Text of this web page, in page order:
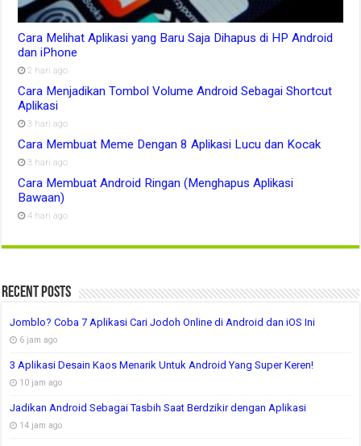
Cara Melihat Aplikasi yang Baru Saja Dihapus di HP Android
dan iPhone
2 hari ago
Cara Menjadikan Tombol Volume Android Sebagai Shortcut
Aplikasi
3 hari ago
Cara Membuat Meme Dengan 8 Aplikasi Lucu dan Kocak
3 hari ago
Cara Membuat Android Ringan (Menghapus Aplikasi
Bawaan)
4 hari ago
Recent Posts
Jomblo? Coba 7 Aplikasi Cari Jodoh Online di Android dan iOS Ini
6 jam ago
3 Aplikasi Desain Kaos Menarik Untuk Android Yang Super Keren!
10 jam ago
Jadikan Android Sebagai Tasbih Saat Berdzikir dengan Aplikasi
14 jam ago